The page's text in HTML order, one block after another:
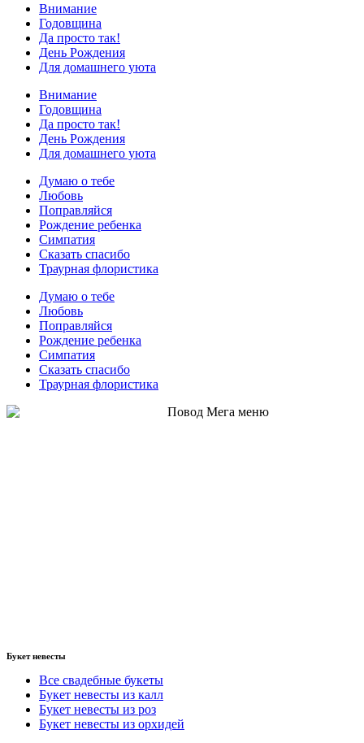
Внимание
Годовщина
Да просто так!
День Рождения
Для домашнего уюта
Внимание
Годовщина
Да просто так!
День Рождения
Для домашнего уюта
Думаю о тебе
Любовь
Поправляйся
Рождение ребенка
Симпатия
Сказать спасибо
Траурная флористика
Думаю о тебе
Любовь
Поправляйся
Рождение ребенка
Симпатия
Сказать спасибо
Траурная флористика
Букет невесты
Все свадебные букеты
Букет невесты из калл
Букет невесты из роз
Букет невесты из орхидей